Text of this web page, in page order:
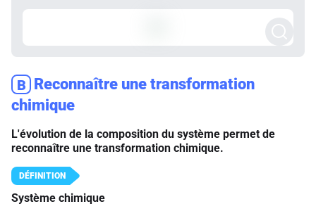
B Reconnaître une transformation
chimique
L'évolution de la composition du système permet de
reconnaître une transformation chimique.
Système chimique